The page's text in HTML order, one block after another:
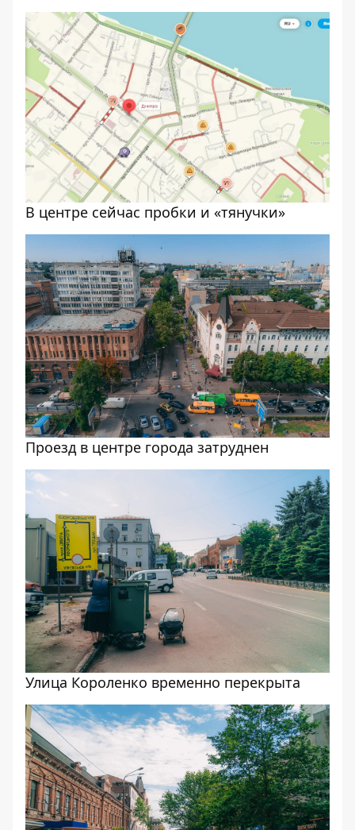
В центре сейчас пробки и «тянучки»
Проезд в центре города затруднен
Улица Короленко временно перекрыта